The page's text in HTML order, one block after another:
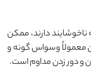
دارند، ممکن
معمولاً وسواس گونه و
و دور زدن مداوم است.